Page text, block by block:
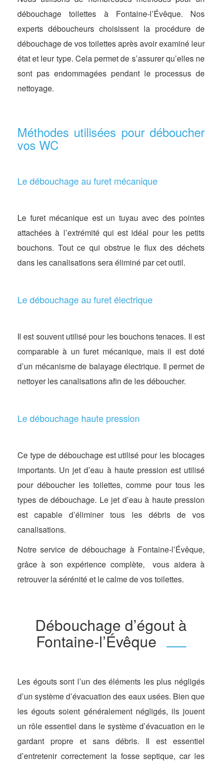
débouchage toilettes à Fontaine-l’Évêque. Nos
experts déboucheurs choisissent la procédure de
débouchage de vos toilettes après avoir examiné leur
état et leur type. Cela permet de s’assurer qu’elles ne
sont pas endommagées pendant le processus de
nettoyage.
Méthodes utilisées pour déboucher
vos WC
Le débouchage au furet mécanique
Le furet mécanique est un tuyau avec des pointes
attachées à l’extrémité qui est idéal pour les petits
bouchons. Tout ce qui obstrue le flux des déchets
dans les canalisations sera éliminé par cet outil.
Le débouchage au furet électrique
Il est souvent utilisé pour les bouchons tenaces. Il est
comparable à un furet mécanique, mais il est doté
d’un mécanisme de balayage électrique. Il permet de
nettoyer les canalisations afin de les déboucher.
Le débouchage haute pression
Ce type de débouchage est utilisé pour les blocages
importants. Un jet d’eau à haute pression est utilisé
pour déboucher les toilettes, comme pour tous les
types de débouchage. Le jet d’eau à haute pression
est capable d’éliminer tous les débris de vos
canalisations.
Notre service de débouchage à Fontaine-l’Évêque,
grâce à son expérience complète, vous aidera à
retrouver la sérénité et le calme de vos toilettes.
Débouchage d’égout à
Fontaine-l’Évêque
Les égouts sont l’un des éléments les plus négligés
d’un système d’évacuation des eaux usées. Bien que
les égouts soient généralement négligés, ils jouent
un rôle essentiel dans le système d’évacuation en le
gardant propre et sans débris. Il est essentiel
d’entretenir correctement la fosse septique, car les